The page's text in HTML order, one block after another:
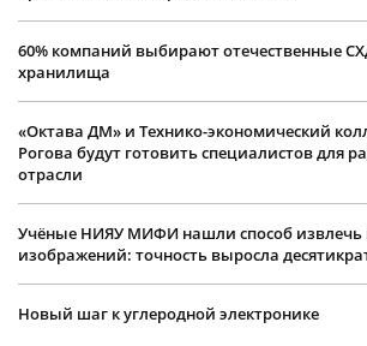
60% компаний выбирают отечественные
хранилища
«Октава ДМ» и Технико-экономический
Рогова будут готовить специалистов для
отрасли
Учëные НИЯУ МИФИ нашли способ извлечь
изображений: точность выросла
Новый шаг к углеродной электронике